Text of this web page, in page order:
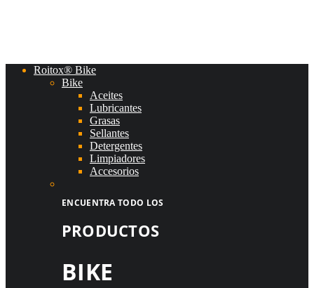
Roitox® Bike
Bike
Aceites
Lubricantes
Grasas
Sellantes
Detergentes
Limpiadores
Accesorios
ENCUENTRA TODO LOS
PRODUCTOS
BIKE